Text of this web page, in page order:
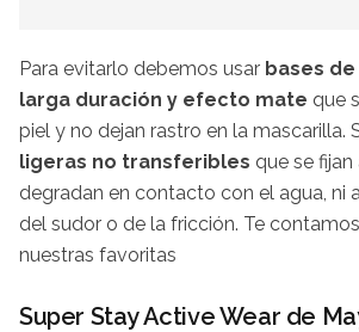
Para evitarlo debemos usar bases
larga duración y efecto mate que
piel y no dejan rastro en la mascarilla.
ligeras no transferibles que se
degradan en contacto con el agua, ni
del sudor o de la fricción. Te
nuestras favoritas
Super Stay Active Wear de